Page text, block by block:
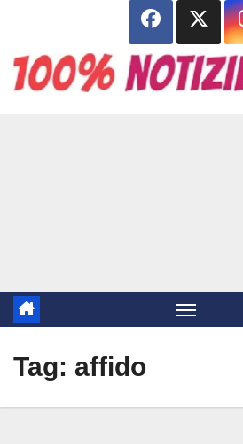
contenuto
Tag: affido